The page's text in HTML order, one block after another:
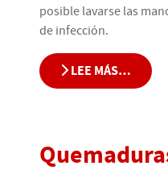
posible lavarse las
de infección.
LEE MÁS…